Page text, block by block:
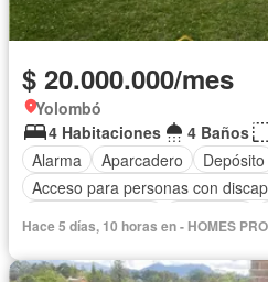
$ 20.000.000/mes
Yolombó
4 Habitaciones
4 Baños
Alarma
Aparcadero
Depósito
Acceso para personas con
Seguridad privada
Cuarto de
Hace 5 días, 10 horas en - HOMES